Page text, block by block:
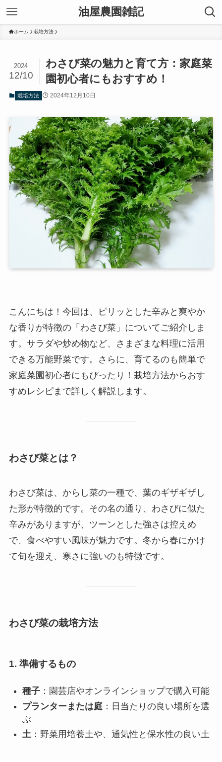
油屋農園雑記
ホーム 栽培方法
わさび菜の魅力と育て方：家庭菜
園初心者にもおすすめ！
2024
12/10
栽培方法 2024年12月10日
こんにちは！今回は、ピリッとした辛みと爽やか
な香りが特徴の「わさび菜」についてご紹介しま
す。サラダや炒め物など、さまざまな料理に活用
できる万能野菜です。さらに、育てるのも簡単で
家庭菜園初心者にもぴったり！栽培方法からおす
すめレシピまで詳しく解説します。
わさび菜とは？
わさび菜は、からし菜の一種で、葉のギザギザし
た形が特徴的です。その名の通り、わさびに似た
辛みがありますが、ツーンとした強さは控えめ
で、食べやすい風味が魅力です。冬から春にかけ
て旬を迎え、寒さに強いのも特徴です。
わさび菜の栽培方法
1. 準備するもの
種子：園芸店やオンラインショップで購入可能
プランターまたは庭：日当たりの良い場所を選
ぶ
土：野菜用培養土や、通気性と保水性の良い土